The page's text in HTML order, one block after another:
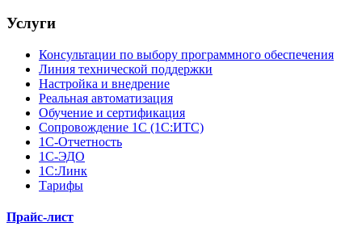
Услуги
Консультации по выбору программного обеспечения
Линия технической поддержки
Настройка и внедрение
Реальная автоматизация
Обучение и сертификация
Сопровождение 1С (1С:ИТС)
1С-Отчетность
1С-ЭДО
1С:Линк
Тарифы
Прайс-лист